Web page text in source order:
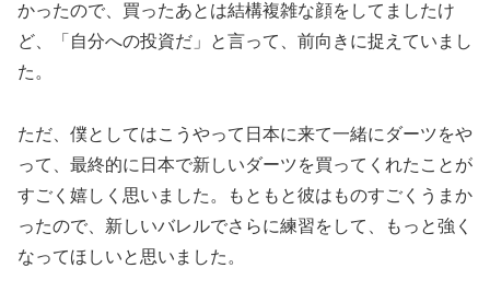
かったので、買ったあとは結構複雑な顔をしてましたけ
ど、「自分への投資だ」と言って、前向きに捉えていまし
た。
ただ、僕としてはこうやって日本に来て一緒にダーツをや
って、最終的に日本で新しいダーツを買ってくれたことが
すごく嬉しく思いました。もともと彼はものすごくうまか
ったので、新しいバレルでさらに練習をして、もっと強く
なってほしいと思いました。